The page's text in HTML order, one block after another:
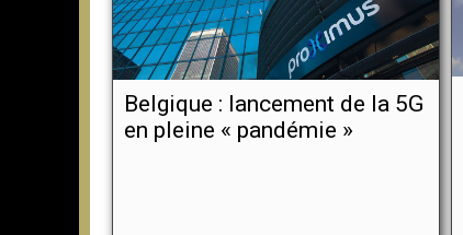
Belgique : lancement de la 5G
en pleine « pandémie »